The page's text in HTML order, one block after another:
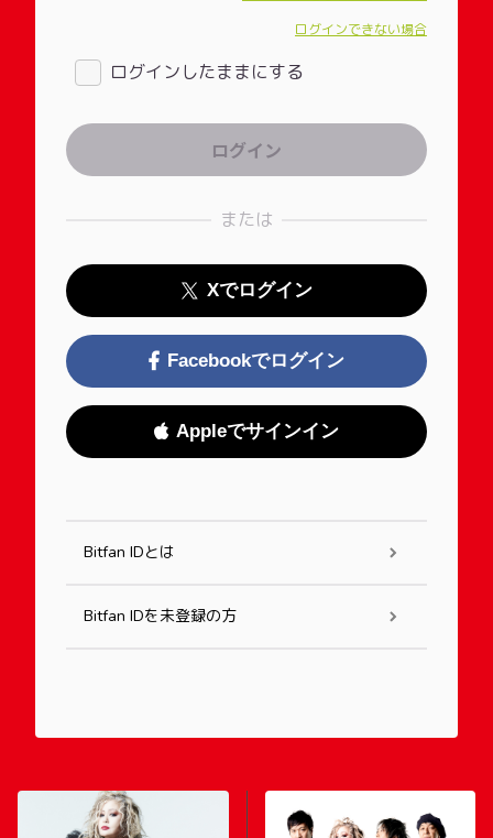
ログインできない場合
ログインしたままにする
または
Xでログイン
Facebookでログイン
Appleでサインイン
Bitfan IDとは
Bitfan IDを未登録の方